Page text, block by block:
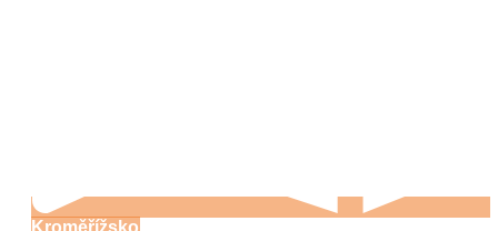
Kroměřížsko